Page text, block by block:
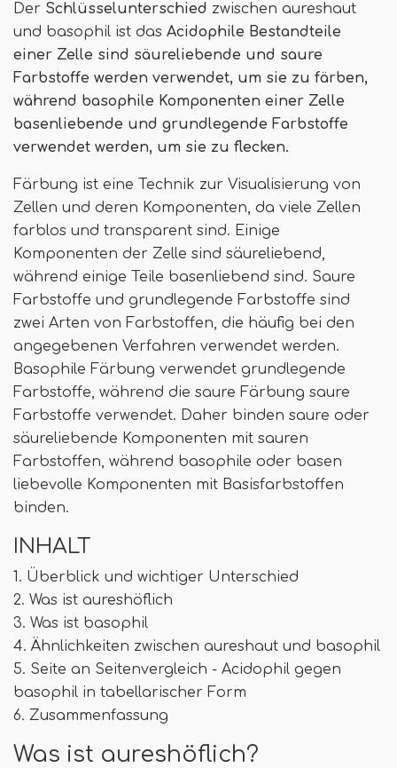
Der Schlüsselunterschied zwischen aureshaut
und basophil ist das Acidophile Bestandteile
einer Zelle sind säureliebende und saure
Farbstoffe werden verwendet, um sie zu färben,
während basophile Komponenten einer Zelle
basenliebende und grundlegende Farbstoffe
verwendet werden, um sie zu flecken.
Färbung ist eine Technik zur Visualisierung von
Zellen und deren Komponenten, da viele Zellen
farblos und transparent sind. Einige
Komponenten der Zelle sind säureliebend,
während einige Teile basenliebend sind. Saure
Farbstoffe und grundlegende Farbstoffe sind
zwei Arten von Farbstoffen, die häufig bei den
angegebenen Verfahren verwendet werden.
Basophile Färbung verwendet grundlegende
Farbstoffe, während die saure Färbung saure
Farbstoffe verwendet. Daher binden saure oder
säureliebende Komponenten mit sauren
Farbstoffen, während basophile oder basen
liebevolle Komponenten mit Basisfarbstoffen
binden.
INHALT
1. Überblick und wichtiger Unterschied
2. Was ist aureshöflich
3. Was ist basophil
4. Ähnlichkeiten zwischen aureshaut und basophil
5. Seite an Seitenvergleich - Acidophil gegen
basophil in tabellarischer Form
6. Zusammenfassung
Was ist aureshöflich?